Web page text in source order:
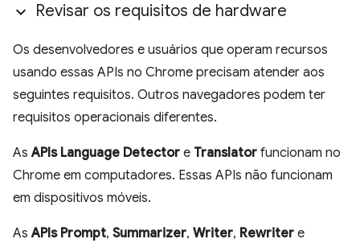
Revisar os requisitos de hardware
Os desenvolvedores e usuários que operam recursos
usando essas APIs no Chrome precisam atender aos
seguintes requisitos. Outros navegadores podem ter
requisitos operacionais diferentes.
AsAPIs Language Detector e Translator funcionam no
Chrome em computadores. Essas APIs não funcionam
em dispositivos móveis.
AsAPIs Prompt, Summarizer, Writer, Rewriter e